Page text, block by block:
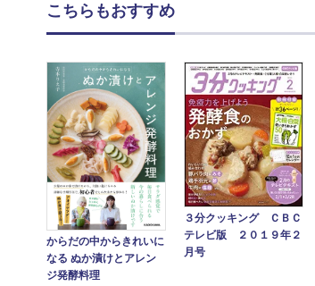
こちらもおすすめ
からだの中からきれいに
なる ぬか漬けとアレン
ジ発酵料理
３分クッキング ＣＢＣ
テレビ版 ２０１９年２
月号